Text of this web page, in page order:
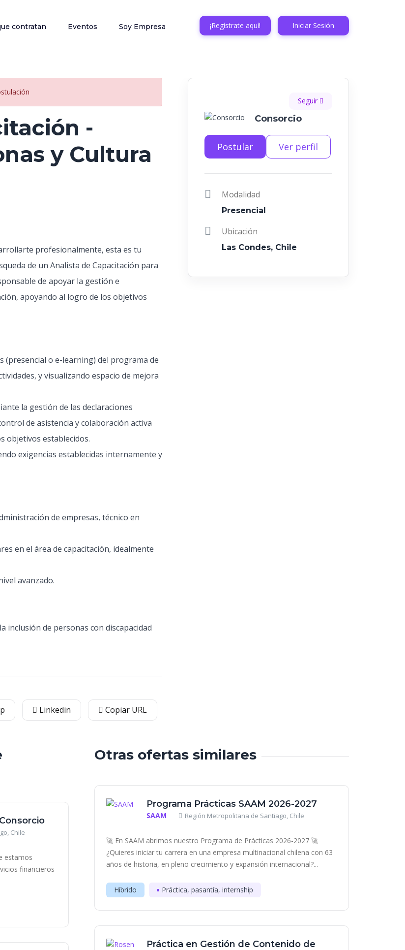
contratan Eventos Soy Empresa ¡Regístrate aquí! Iniciar Sesión
-
y Cultura
profesionalmente, esta es tu
de un Analista de Capacitación para
de apoyar la gestión e
apoyando al logro de los objetivos
(presencial o e-learning) del programa de
y visualizando espacio de mejora
la gestión de las declaraciones
de asistencia y colaboración activa
objetivos establecidos.
exigencias establecidas internamente y
de empresas, técnico en
en el área de capacitación, idealmente
avanzado.
inclusión de personas con discapacidad
Linkedin Copiar URL
Seguir
Consorcio
Postular Ver perfil
Modalidad
Presencial
Ubicación
Las Condes, Chile
Chile
estamos
financieros
Otras ofertas similares
Programa Prácticas SAAM 2026-2027
SAAM Región Metropolitana de Santiago, Chile
🚀 En SAAM abrimos nuestro Programa de Prácticas 2026-2027 🚀
¿Quieres iniciar tu carrera en una empresa multinacional chilena con 63
años de historia, en pleno crecimiento y expansión internacional?...
Híbrido Práctica, pasantía, internship
Práctica en Gestión de Contenido de